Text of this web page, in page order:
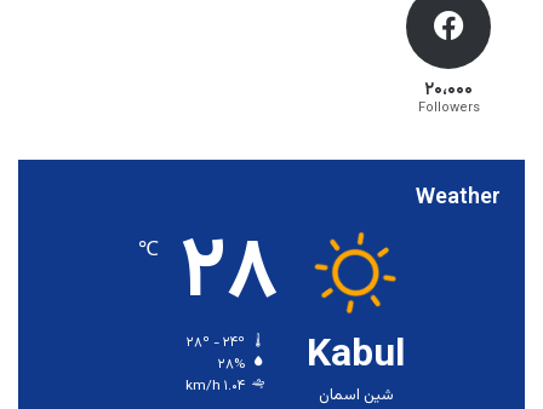
۲۰،۰۰۰
Followers
Weather
Kabul
شین اسمان
۲۸ ℃
۲۸%
۱.۰۴ km/h